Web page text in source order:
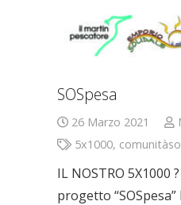
SOSpesa
26 Marzo 2021
5x1000,
IL NOSTRO 5X1000
progetto